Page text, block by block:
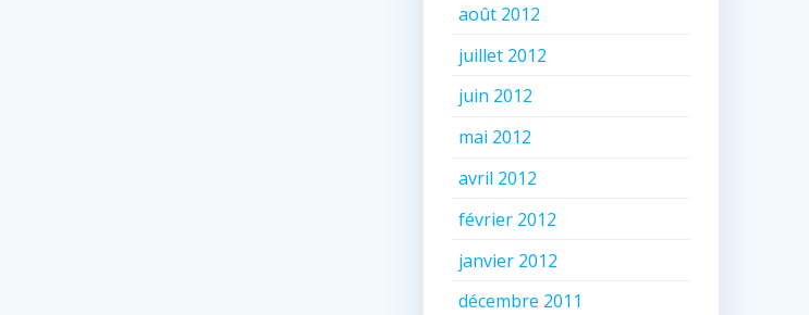
août 2012
juillet 2012
juin 2012
mai 2012
avril 2012
février 2012
janvier 2012
décembre 2011